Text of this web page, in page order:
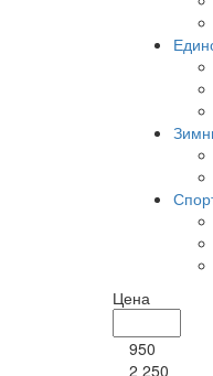
Цена
950
2 250